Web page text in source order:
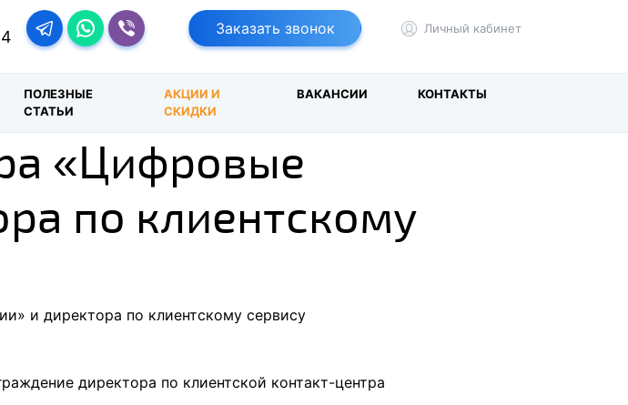
Перейти в телеграм-бот
Перейти в Ватсап
Перейти в ВайберЗаказать звонок Личный кабинет
ПОЛЕЗНЫЕ
СТАТЬИ
АКЦИИ И
СКИДКИ
ВАКАНСИИ КОНТАКТЫ
«Цифровые
по клиентскому
и директора по клиентскому сервису